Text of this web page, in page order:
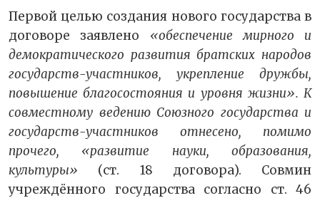
Первой целью создания нового государства в
договоре заявлено «обеспечение мирного и
демократического развития братских народов
государств-участников, укрепление дружбы,
повышение благосостояния и уровня жизни». К
совместному ведению Союзного государства и
государств-участников отнесено, помимо
прочего, «развитие науки, образования,
культуры» (ст. 18 договора). Совмин
учреждённого государства согласно ст. 46